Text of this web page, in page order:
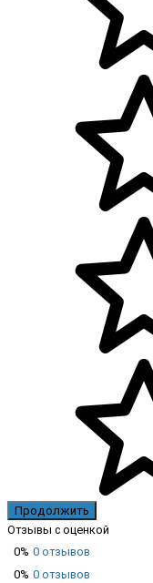
Продолжить
Отзывы с оценкой
0% 0 отзывов
0% 0 отзывов